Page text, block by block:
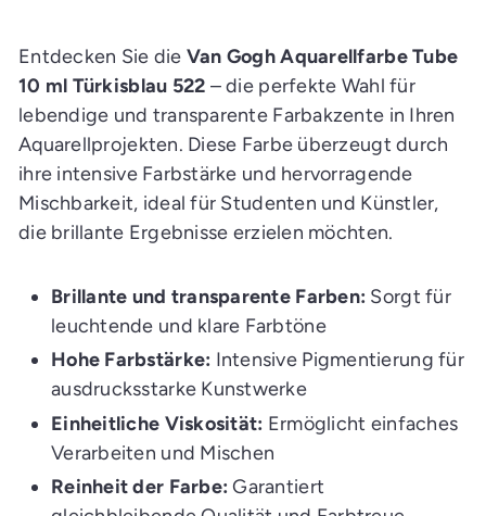
n
k
a
u
s
a
e
n
l
e
n
Entdecken Sie die Van Gogh Aquarellfarbe Tube
10 ml Türkisblau 522 – die perfekte Wahl für
lebendige und transparente Farbakzente in Ihren
Aquarellprojekten. Diese Farbe überzeugt durch
ihre intensive Farbstärke und hervorragende
Mischbarkeit, ideal für Studenten und Künstler,
die brillante Ergebnisse erzielen möchten.
Brillante und transparente Farben: Sorgt für
leuchtende und klare Farbtöne
Hohe Farbstärke: Intensive Pigmentierung für
ausdrucksstarke Kunstwerke
Einheitliche Viskosität: Ermöglicht einfaches
Verarbeiten und Mischen
Reinheit der Farbe: Garantiert